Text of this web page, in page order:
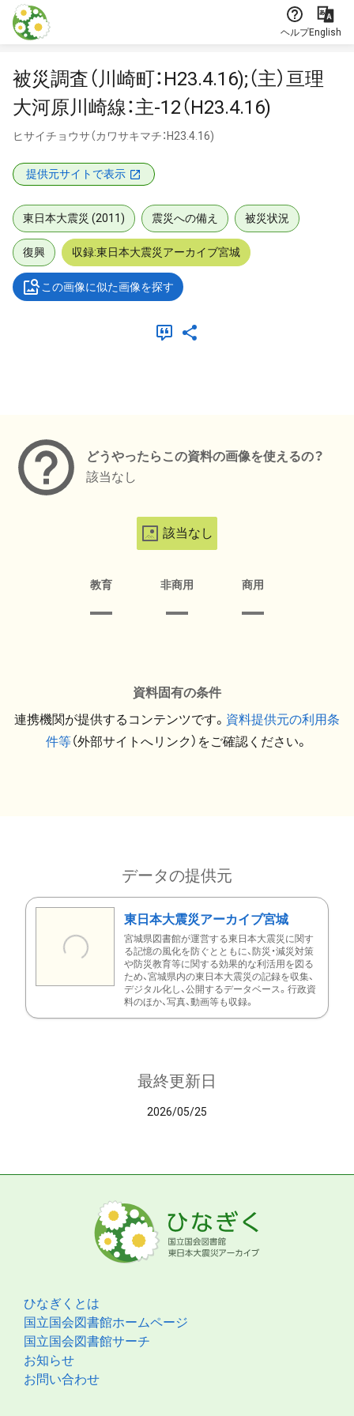
本文に飛ぶ
ヘルプEnglish
被災調査（川崎町：H23.4.16);（主）亘理
大河原川崎線：主-12（H23.4.16)
ヒサイチョウサ（カワサキマチ：H23.4.16)
提供元サイトで表示
東日本大震災 (2011) 震災への備え 被災状況
復興 収録:東日本大震災アーカイブ宮城
この画像に似た画像を探す
どうやったらこの資料の画像を使えるの？
該当なし
該当なし
教育 非商用 商用
資料固有の条件
連携機関が提供するコンテンツです。 資料提供元の利用条
件等（外部サイトへリンク）をご確認ください。
データの提供元
東日本大震災アーカイブ宮城
宮城県図書館が運営する東日本大震災に関す
る記憶の風化を防ぐとともに、防災・減災対策
や防災教育等に関する効果的な利活用を図る
ため、宮城県内の東日本大震災の記録を収集、
デジタル化し、公開するデータベース。行政資
料のほか、写真、動画等も収録。
最終更新日
2026/05/25
ひなぎくとは
国立国会図書館ホームページ
国立国会図書館サーチ
お知らせ
お問い合わせ